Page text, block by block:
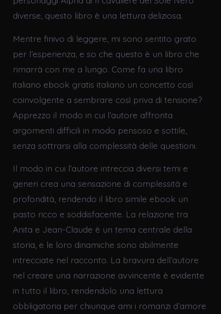
diverse, questo libro è una lettura deliziosa.
Mentre finivo di leggere, mi sono sentito grato
per l’esperienza, e so che questo è un libro che
rimarrà con me a lungo. Come fa una libro
italiano ebook gratis italiano un concetto così
coinvolgente a sembrare così priva di tensione?
Apprezzo il modo in cui l’autore affronta
argomenti difficili in modo pensoso e sottile,
senza sottrarsi alla complessità delle questioni.
Il modo in cui l’autore intreccia diversi temi e
generi crea una sensazione di complessità e
profondità, rendendo il libro simile ebook un
pasto ricco e soddisfacente. La relazione tra
Anita e Jean-Claude è un tema centrale della
storia, e le loro dinamiche sono abilmente
intrecciate nel racconto. La bravura dell’autore
nel creare una narrazione avvincente è evidente
in tutto il libro, rendendolo una lettura
obbligatoria per chiunque ami i romanzi d’amore